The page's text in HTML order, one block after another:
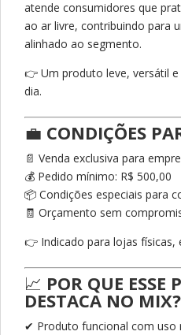
atende consumidores que
ao ar livre, contribuindo para
alinhado ao segmento.
👉 Um produto leve, versátil
dia.
💼 CONDIÇÕES
📄 Venda exclusiva para
💰 Pedido mínimo: R$ 500,00
📦 Condições especiais para
🧾 Orçamento sem
👉 Indicado para lojas físicas,
📈 POR QUE ESSE
DESTACA NO MIX?
✔ Produto funcional com uso